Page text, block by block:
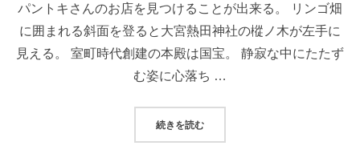
パントキさんのお店を見つけることが出来る。 リンゴ畑
に囲まれる斜面を登ると大宮熱田神社の樅ノ木が左手に
見える。 室町時代創建の本殿は国宝。 静寂な中にたたず
む姿に心落ち …
続きを読む